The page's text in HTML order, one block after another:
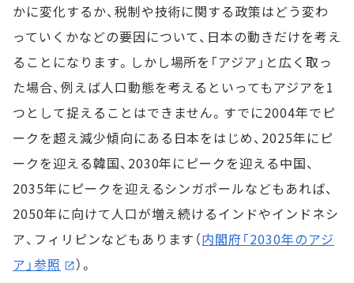
かに変化するか、税制や技術に関する政策はどう変わ
っていくかなどの要因について、日本の動きだけを考え
ることになります。しかし場所を「アジア」と広く取っ
た場合、例えば人口動態を考えるといってもアジアを1
つとして捉えることはできません。すでに2004年でピ
ークを超え減少傾向にある日本をはじめ、2025年にピ
ークを迎える韓国、2030年にピークを迎える中国、
2035年にピークを迎えるシンガポールなどもあれば、
2050年に向けて人口が増え続けるインドやインドネシ
ア、フィリピンなどもあります（内閣府「2030年のアジ
ア」参照
）。